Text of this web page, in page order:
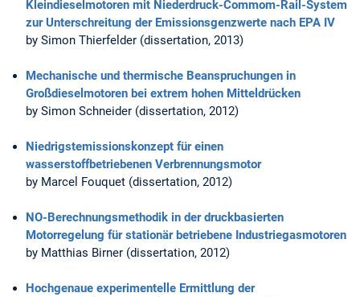
Kleindieselmotoren mit Niederdruck-Commom-Rail-System
zur Unterschreitung der Emissionsgenzwerte nach EPA IV
by Simon Thierfelder (dissertation, 2013)
Mechanische und thermische Beanspruchungen in
Großdieselmotoren bei extrem hohen Mitteldrücken
by Simon Schneider (dissertation, 2012)
Niedrigstemissionskonzept für einen
wasserstoffbetriebenen Verbrennungsmotor
by Marcel Fouquet (dissertation, 2012)
NO-Berechnungsmethodik in der druckbasierten
Motorregelung für stationär betriebene Industriegasmotoren
by Matthias Birner (dissertation, 2012)
Hochgenaue experimentelle Ermittlung der